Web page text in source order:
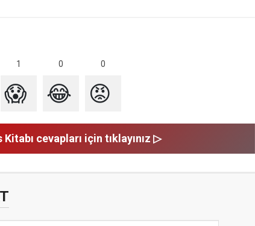
1 0 0
😱 😂 😡
Kitabı cevapları için tıklayınız ▷